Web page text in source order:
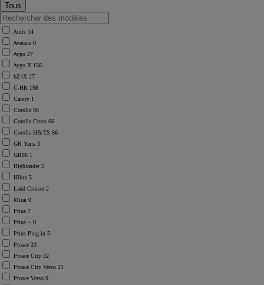
Auris 14
Avensis 0
Aygo 27
Aygo X 136
bZ4X 27
C-HR 198
Camry 1
Corolla 98
Corolla Cross 66
Corolla HB/TS 66
GR Yaris 3
GR86 1
Highlander5
Hilux 5
Land Cruiser2
Mirai 0
Prius 7
Prius + 0
Prius Plug-in 5
Proace 23
Proace City 32
Proace City Verso 21
Proace Verso 9